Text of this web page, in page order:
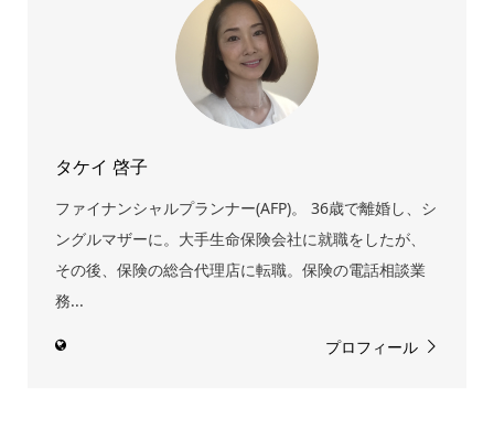
タケイ 啓子
ファイナンシャルプランナー(AFP)。 36歳で離婚し、シ
ングルマザーに。大手生命保険会社に就職をしたが、
その後、保険の総合代理店に転職。保険の電話相談業
務...
プロフィール